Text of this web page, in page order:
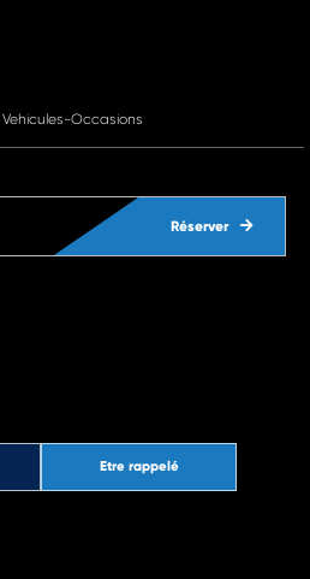
Vehicules-Occasions
Réserver
Etre rappelé